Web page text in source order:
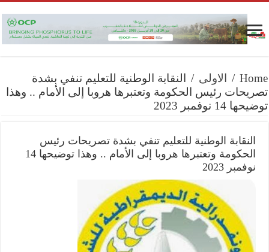
Home
/ الاولى /
النقابة الوطنية للتعليم تنفي بشدة
تصريحات رئيس الحكومة وتعتبرها هروبا إلى الأمام .. وهذا
توضيحها 14 نوفمبر 2023
النقابة الوطنية للتعليم تنفي بشدة تصريحات رئيس
الحكومة وتعتبرها هروبا إلى الأمام .. وهذا توضيحها 14
نوفمبر 2023